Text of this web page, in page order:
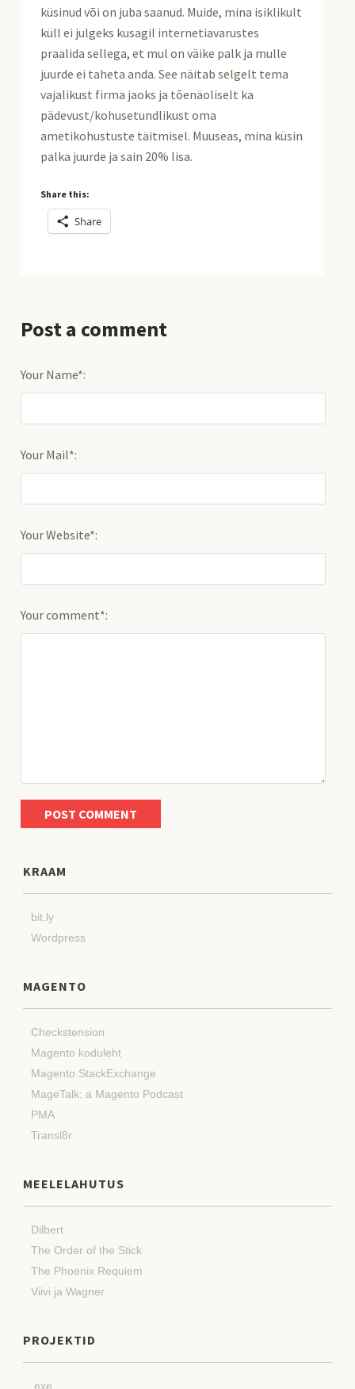
küsinud või on juba saanud. Muide, mina isiklikult
küll ei julgeks kusagil internetiavarustes
praalida sellega, et mul on väike palk ja mulle
juurde ei taheta anda. See näitab selgelt tema
vajalikust firma jaoks ja tõenäoliselt ka
pädevust/kohusetundlikust oma
ametikohustuste täitmisel. Muuseas, mina küsin
palka juurde ja sain 20% lisa.
Share this:
Share
Post a comment
Your Name*:
Your Mail*:
Your Website*:
Your comment*:
KRAAM
bit.ly
Wordpress
MAGENTO
Checkstension
Magento koduleht
Magento StackExchange
MageTalk: a Magento Podcast
PMA
Transl8r
MEELELAHUTUS
Dilbert
The Order of the Stick
The Phoenix Requiem
Viivi ja Wagner
PROJEKTID
.exe